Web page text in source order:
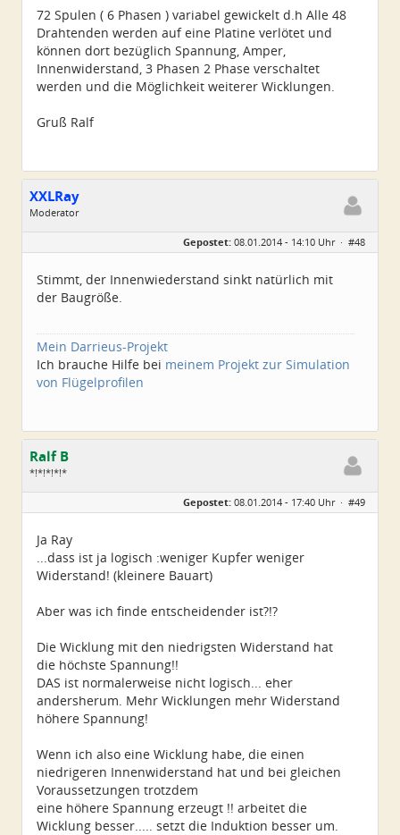
72 Spulen ( 6 Phasen ) variabel gewickelt d.h Alle 48
Drahtenden werden auf eine Platine verlötet und
können dort bezüglich Spannung, Amper,
Innenwiderstand, 3 Phasen 2 Phase verschaltet
werden und die Möglichkeit weiterer Wicklungen.
Gruß Ralf
XXLRay
Moderator
Süd-Niedersachsen
Homepage:
xxlray.bplaced.net
Dabei seit:
11 / 2007
Gepostet: 08.01.2014 - 14:10 Uhr · #48
Stimmt, der Innenwiederstand sinkt natürlich mit
der Baugröße.
Mein Darrieus-Projekt
Ich brauche Hilfe bei meinem Projekt zur Simulation
von Flügelprofilen
Ralf B
*!*!*!*!*
Geschlecht:
keine Angabe
Beiträge:
659
Gepostet: 08.01.2014 - 17:40 Uhr · #49
Ja Ray
...dass ist ja logisch :weniger Kupfer weniger
Widerstand! (kleinere Bauart)
Aber was ich finde entscheidender ist?!?
Die Wicklung mit den niedrigsten Widerstand hat
die höchste Spannung!!
DAS ist normalerweise nicht logisch... eher
andersherum. Mehr Wicklungen mehr Widerstand
höhere Spannung!
Wenn ich also eine Wicklung habe, die einen
niedrigeren Innenwiderstand hat und bei gleichen
Voraussetzungen trotzdem
eine höhere Spannung erzeugt !! arbeitet die
Wicklung besser..... setzt die Induktion besser um.